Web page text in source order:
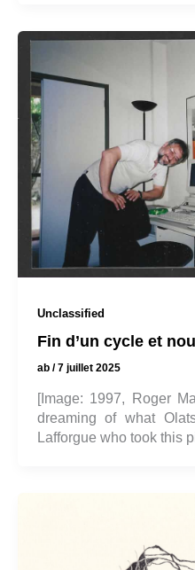
Unclassified
Fin d’un cycle et
ab /7 juillet 2025
[Image: 1997, Roger
dreaming of what
Lafforgue who took this